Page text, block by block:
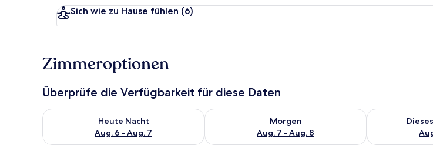
Sich wie zu Hause fühlen (6)
Zimmeroptionen
Überprüfe die Verfügbarkeit für diese Daten
Heute Nacht
Aug. 6 - Aug. 7
Überprüfe die Verfügbarkeit für heute Nacht, Aug. 6 - Aug. 7.
Morgen
Aug. 7 - Aug. 8
Überprüfe die Verfügbarkeit für morgen, Aug. 7 - Aug.
Überprüfe die